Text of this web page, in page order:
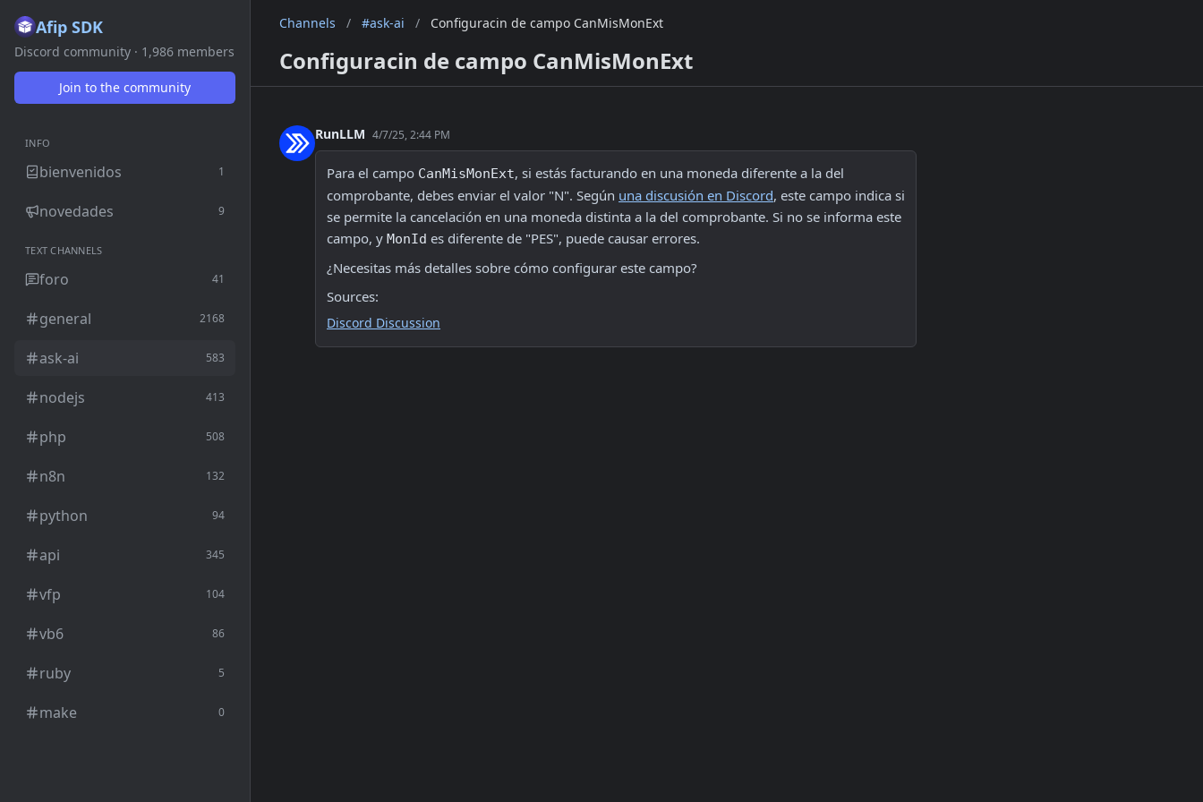
Afip SDK
Discord community · 1,986 members
Join to the community
INFO
bienvenidos 1
novedades 9
TEXT CHANNELS
foro 41
general 2168
ask-ai 583
nodejs 413
php 508
n8n 132
python 94
api 345
vfp 104
vb6 86
ruby 5
make 0
Channels / #ask-ai / Configuracin de campo CanMisMonExt
Configuracin de campo CanMisMonExt
RunLLM 4/7/25, 2:44 PM
Para el campo CanMisMonExt, si estás facturando en una moneda diferente a la del
comprobante, debes enviar el valor "N". Según una discusión en Discord, este campo indica si
se permite la cancelación en una moneda distinta a la del comprobante. Si no se informa este
campo, y MonId es diferente de "PES", puede causar errores.
¿Necesitas más detalles sobre cómo configurar este campo?
Sources:
Discord Discussion